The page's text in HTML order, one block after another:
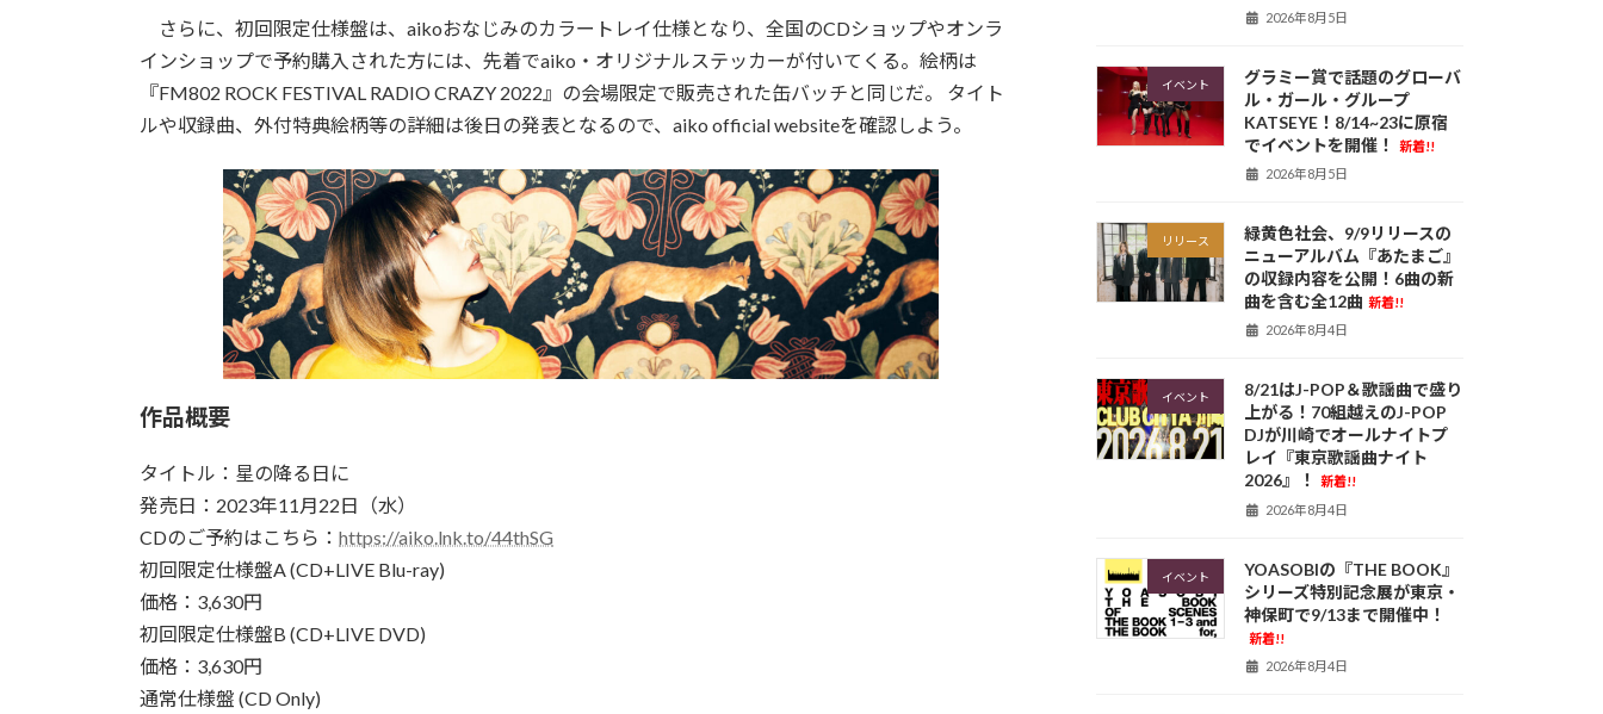
さらに、初回限定仕様盤は、aikoおなじみのカラートレイ仕様となり、全国のCDショップやオンラ
インショップで予約購入された方には、先着でaiko・オリジナルステッカーが付いてくる。絵柄は
『FM802 ROCK FESTIVAL RADIO CRAZY 2022』の会場限定で販売された缶バッチと同じだ。 タイト
ルや収録曲、外付特典絵柄等の詳細は後日の発表となるので、aiko official websiteを確認しよう。
作品概要
タイトル：星の降る日に
発売日：2023年11月22日（水）
CDのご予約はこちら： https://aiko.lnk.to/44thSG
初回限定仕様盤A (CD+LIVE Blu-ray)
価格：3,630円
初回限定仕様盤B (CD+LIVE DVD)
価格：3,630円
通常仕様盤 (CD Only)
2026年8月5日
イベント
グラミー賞で話題のグローバ
ル・ガール・グループ
KATSEYE！8/14~23に原宿
でイベントを開催！
新着!!
2026年8月5日
リリース
緑黄色社会、9/9リリースの
ニューアルバム『あたまご』
の収録内容を公開！6曲の新
曲を含む全12曲 新着!!
2026年8月4日
イベント
8/21はJ-POP＆歌謡曲で盛り
上がる！70組越えのJ-POP
DJが川崎でオールナイトプ
レイ『東京歌謡曲ナイト
2026』！
新着!!
2026年8月4日
イベント
YOASOBIの『THE BOOK』
シリーズ特別記念展が東京・
神保町で9/13まで開催中！
新着!!
2026年8月4日